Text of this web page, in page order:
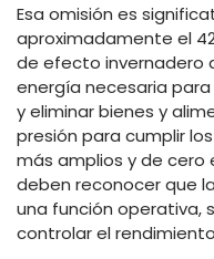
Esa omisión es
aproximadamente el
de efecto invernadero
energía necesaria
y eliminar bienes y
presión para cumplir
más amplios y de cero
deben reconocer que
una función operativa,
controlar el